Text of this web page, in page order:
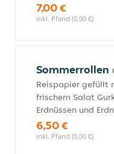
7,00 €
inkl. Pfand (0,00 €)
Sommerrollen
Reispapier gefüllt
frischem Salat
Erdnüssen und
6,50 €
inkl. Pfand (0,00 €)